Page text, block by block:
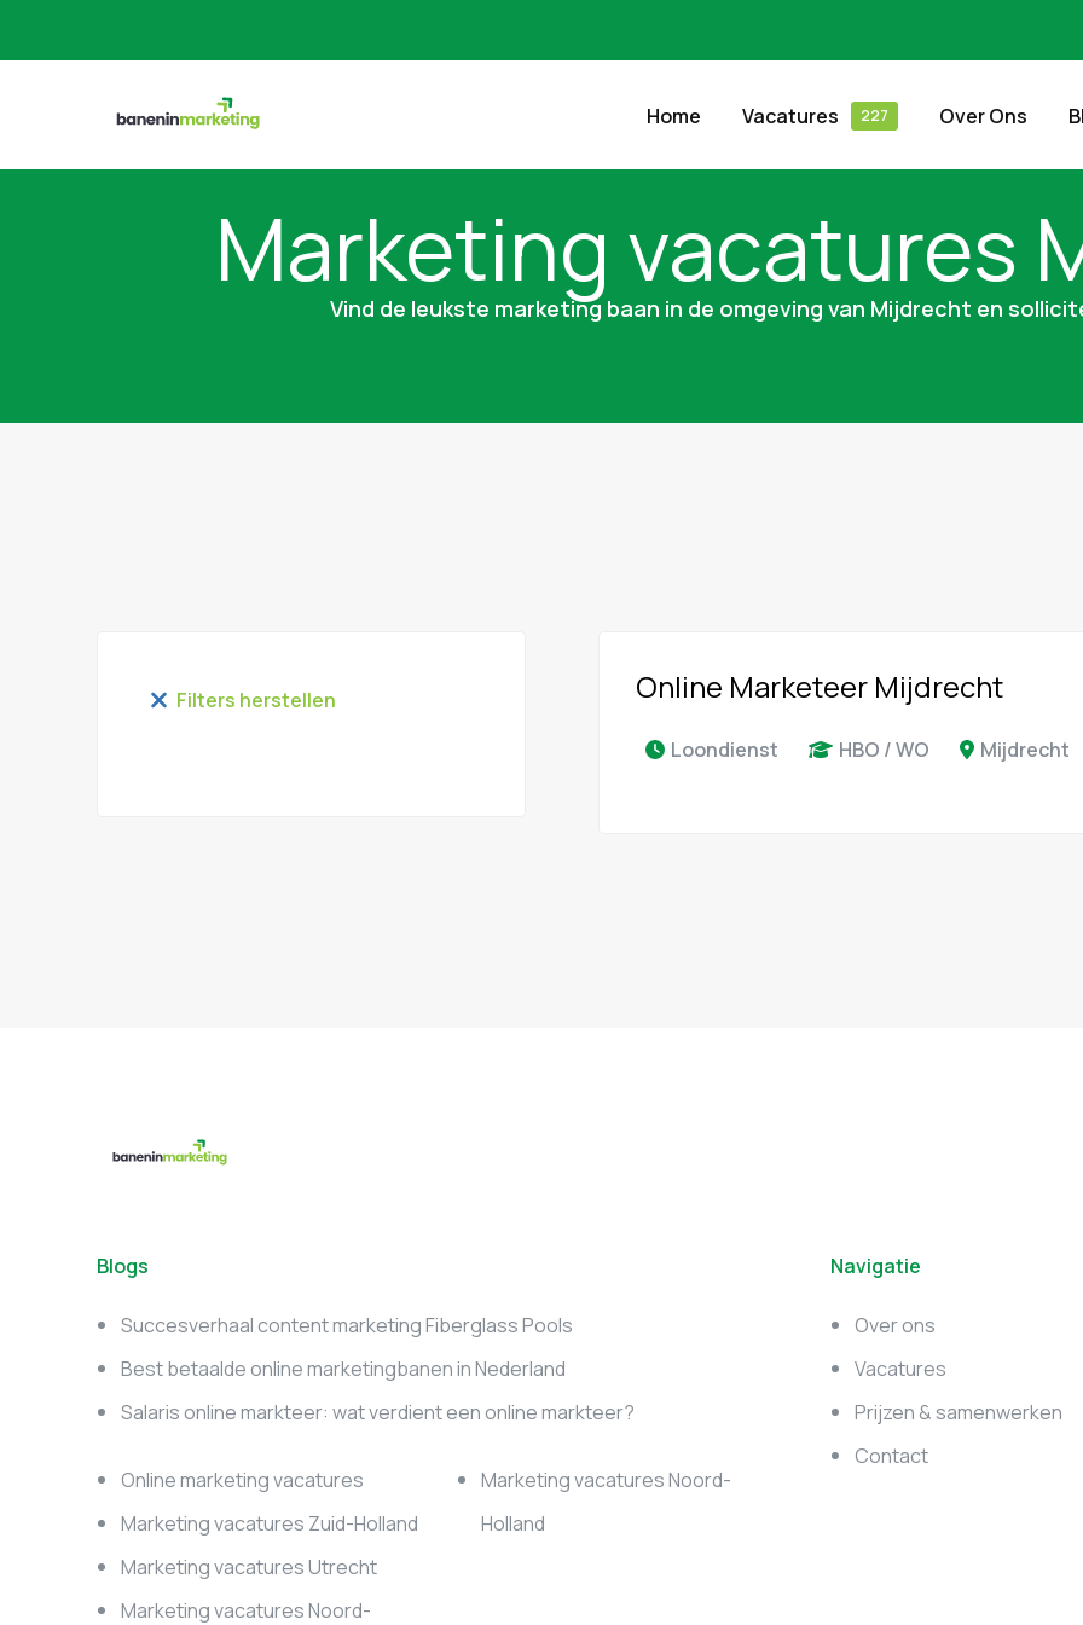
Home Vacatures Over Ons
Marketing vacatures
Vind de leukste marketing baan in de omgeving van Mijdrecht en
Filters herstellen Online Marketeer Mijdrecht
Loondienst HBO / WO Mijdrecht
Blogs
Succesverhaal content marketing Fiberglass Pools
Best betaalde online marketingbanen in Nederland
Salaris online markteer: wat verdient een online markteer?
Online marketing vacatures
Marketing vacatures Zuid-Holland
Marketing vacatures Utrecht
Marketing vacatures Noord-
Marketing vacatures Noord-
Holland
Navigatie
Over ons
Vacatures
Prijzen & samenwerken
Contact